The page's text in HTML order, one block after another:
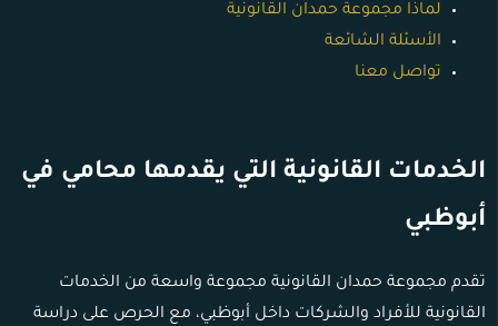
لماذا مجموعة حمدان القانونية
الأسئلة الشائعة
تواصل معنا
الخدمات القانونية التي يقدمها محامي في
أبوظبي
تقدم مجموعة حمدان القانونية مجموعة واسعة من الخدمات
القانونية للأفراد والشركات داخل أبوظبي، مع الحرص على دراسة